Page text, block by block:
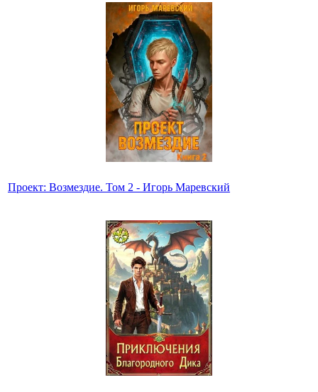
Проект: Возмездие. Том 2 - Игорь Маревский